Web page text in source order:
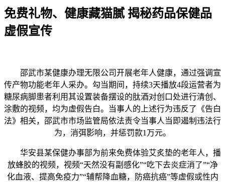
免费礼物、健康藏猫腻 揭秘药品保健品
虚假宣传
邵武市某健康办理无限公司开展老年人健康，通过强调宣
传产物功能老年人采办。勾当期间，持续3天播放4段运营者为
糖尿病脚患者利用其设置装备摆设的肽酒对创口处进行清创、
涂敷的视频，均为虚假告白。当事人的上述行为违反了《告白
法》相关，邵武市市场监管局依法责令当事人当即遏制违法行
为，消弭影响，并惩罚款1万元。
华安县某保健办事部为前来免费体验艾炙垫的老年人，播
放蜂胶的视频，视频“天然没有副感化”“吃下去炎症消了”“净
化血液、提高免疫力”“辅帮降血糖，防癌抗癌”等虚假或性内